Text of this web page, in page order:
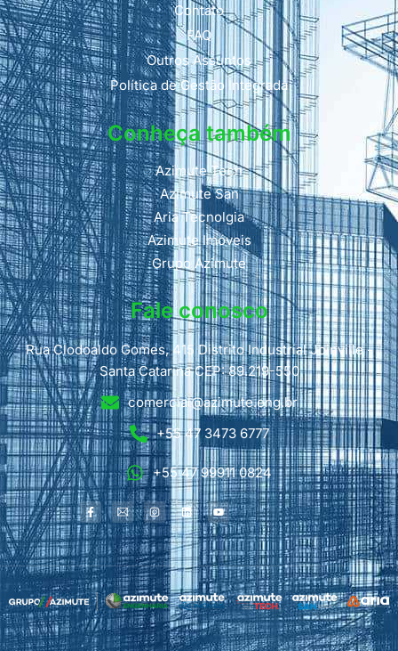
Contato
FAQ
Outros Assuntos
Política de Gestão Integrada
Conheça também
Azimute Tech
Azimute San
Aria Tecnolgia
Azimute Imóveis
Grupo Azimute
Fale conosco
Rua Clodoaldo Gomes, 415 Distrito Industrial Joinville -
Santa Catarina CEP: 89.219-550
comercial@azimute.eng.br
+55 47 3473 6777
+55 47 99911 0824